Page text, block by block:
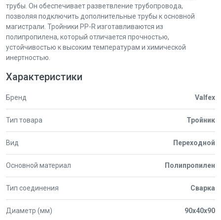
трубы. Он обеспечивает разветвление трубопровода,
позволяя подключить дополнительные трубы к основной
магистрали. Тройники PP-R изготавливаются из
полипропилена, который отличается прочностью,
устойчивостью к высоким температурам и химической
инертностью.
Характеристики
Бренд Valfex
Тип товара Тройник
Вид Переходной
Основной материал Полипропилен
Тип соединения Сварка
Диаметр (мм) 90х40х90